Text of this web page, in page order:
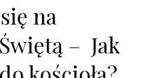
na
– Jak